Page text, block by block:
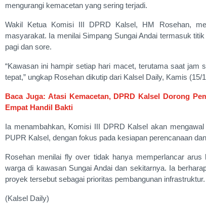
mengurangi kemacetan yang sering terjadi.
Wakil Ketua Komisi III DPRD Kalsel, HM Rosehan,
masyarakat. Ia menilai Simpang Sungai Andai termasuk
pagi dan sore.
“Kawasan ini hampir setiap hari macet, terutama saat
tepat,” ungkap Rosehan dikutip dari Kalsel Daily, Kamis (15/
Baca Juga: Atasi Kemacetan, DPRD Kalsel Dorong
Empat Handil Bakti
Ia menambahkan, Komisi III DPRD Kalsel akan
PUPR Kalsel, dengan fokus pada kesiapan perencanaan
Rosehan menilai fly over tidak hanya memperlancar
warga di kawasan Sungai Andai dan sekitarnya. Ia
proyek tersebut sebagai prioritas pembangunan infrastruktur.
(Kalsel Daily)